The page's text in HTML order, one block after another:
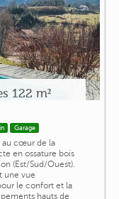
122 m²
Garage
au cœur de la
en ossature bois
(Est/Sud/Ouest).
une vue
le confort et la
hauts de